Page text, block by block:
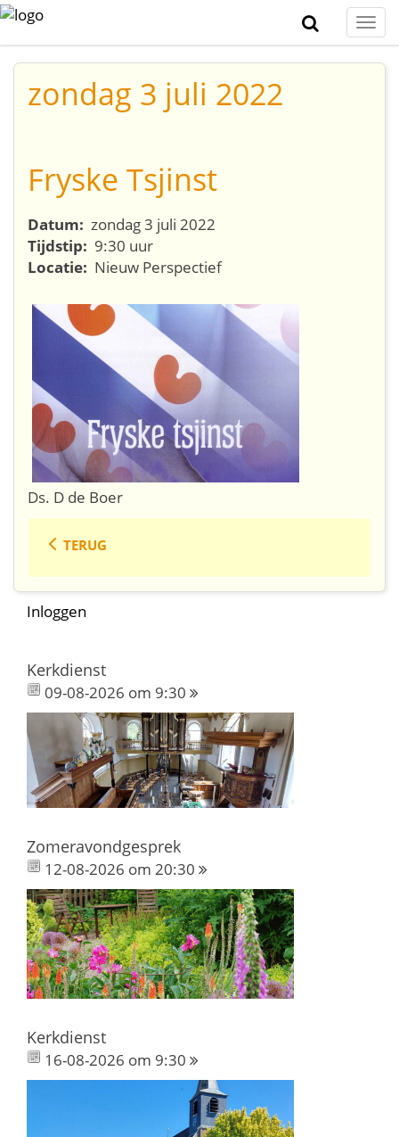
zondag 3 juli 2022
Fryske Tsjinst
Datum: zondag 3 juli 2022
Tijdstip: 9:30 uur
Locatie: Nieuw Perspectief
Ds. D de Boer
TERUG
Inloggen
Kerkdienst
09-08-2026 om 9:30
Zomeravondgesprek
12-08-2026 om 20:30
Kerkdienst
16-08-2026 om 9:30